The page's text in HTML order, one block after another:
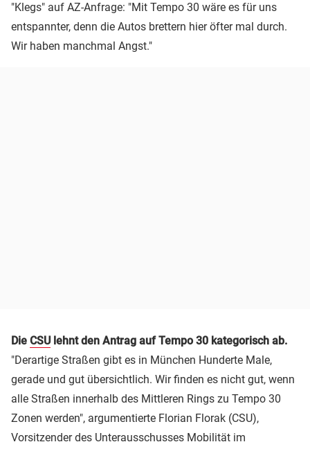
"Klegs" auf AZ-Anfrage: "Mit Tempo 30 wäre es für uns
entspannter, denn die Autos brettern hier öfter mal durch.
Wir haben manchmal Angst."
Die CSUlehnt den Antrag auf Tempo 30 kategorisch ab.
"Derartige Straßen gibt es in München Hunderte Male,
gerade und gut übersichtlich. Wir finden es nicht gut, wenn
alle Straßen innerhalb des Mittleren Rings zu Tempo 30
Zonen werden", argumentierte Florian Florak (CSU),
Vorsitzender des Unterausschusses Mobilität im